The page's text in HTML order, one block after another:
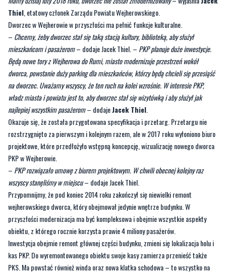
Thiel , etatowy członek Zarządu Powiatu Wejherowskiego.
Dworzec w Wejherowie w przyszłości ma pełnić funkcje kulturalne.
– Chcemy, żeby dworzec stał się taką stacją kultury, biblioteką, aby służył
mieszkańcom i pasażerom– dodaje Jacek Thiel. – PKP planuje duże inwestycje.
Będą nowe tory z Wejherowa do Rumi, miasto modernizuje przestrzeń wokół
dworca, powstanie duży parking dla mieszkańców, którzy będą chcieli się przesiąść
na dworzec. Uważamy wszyscy, że ten ruch na kolei wzrośnie. W interesie PKP,
władz miasta i powiatu jest to, aby dworzec stał się wizytówką i aby służył jak
najlepiej wszystkim pasażerom– dodajeJacek Thiel
Okazuje się, że została przygotowana specyfikacja i przetarg. Przetargu nie
rozstrzygnięto za pierwszym i kolejnym razem, ale w 2017 roku wyłoniono biuro
projektowe, które przedłożyło wstępną koncepcję, wizualizację nowego dworca
PKP w Wejherowie.
– PKP rozwiązało umowę z biurem projektowym. W chwili obecnej kolejny raz
wszyscy stanęliśmy w miejscu– dodaje Jacek Thiel.
Przypomnijmy, że pod koniec 2014 roku zakończył się niewielki remont
wejherowskiego dworca, który obejmował jedynie wnętrze budynku. W
przyszłości modernizacja ma być kompleksowa i obejmie wszystkie aspekty
obiektu, z którego rocznie korzysta prawie 4 miliony pasażerów.
Inwestycja obejmie remont głównej części budynku, zmieni się lokalizacja holu i
kas PKP. Do wyremontowanego obiektu swoje kasy zamierza przenieść także
PKS. Ma powstać również winda oraz nowa klatka schodowa – to wszystko na